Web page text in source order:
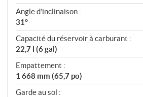
Angle d’inclinaison :
31°
Capacité du réservoir à carburant :
22,7 l (6 gal)
Empattement :
1 668 mm (65,7 po)
Garde au sol :